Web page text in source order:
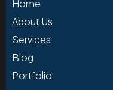
Home
About Us
Services
Blog
Portfolio